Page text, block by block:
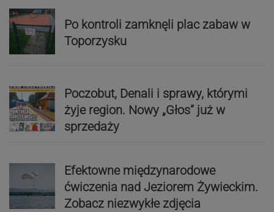
Po kontroli zamknęli plac zabaw w
Toporzysku
Poczobut, Denali i sprawy, którymi
żyje region. Nowy „Głos” już w
sprzedaży
Efektowne międzynarodowe
ćwiczenia nad Jeziorem Żywieckim.
Zobacz niezwykłe zdjęcia